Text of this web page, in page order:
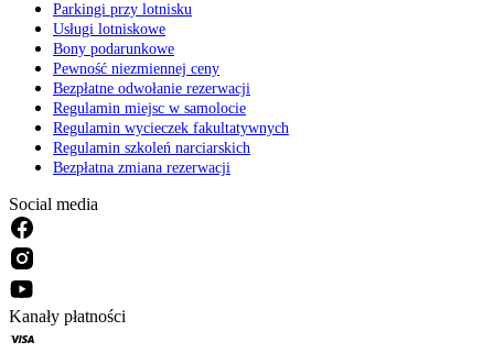
Parkingi przy lotnisku
Usługi lotniskowe
Bony podarunkowe
Pewność niezmiennej ceny
Bezpłatne odwołanie rezerwacji
Regulamin miejsc w samolocie
Regulamin wycieczek fakultatywnych
Regulamin szkoleń narciarskich
Bezpłatna zmiana rezerwacji
Social media
Kanały płatności